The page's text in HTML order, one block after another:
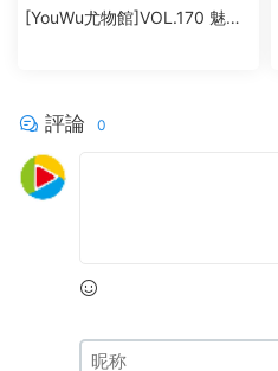
[YouWu尤物館]VOL.170 魅惑
評論 0